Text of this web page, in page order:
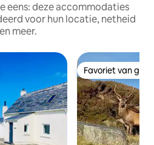
eens: deze accommodaties
voor hun locatie, netheid
en meer.
Favoriet van
Favoriet van